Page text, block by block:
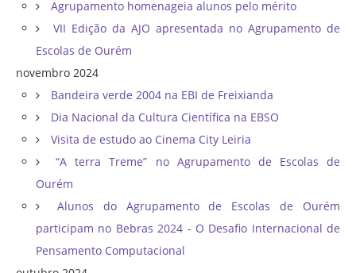
Agrupamento homenageia alunos pelo mérito
VII Edição da AJO apresentada no Agrupamento de
Escolas de Ourém
novembro 2024
Bandeira verde 2004 na EBI de Freixianda
Dia Nacional da Cultura Científica na EBSO
Visita de estudo ao Cinema City Leiria
“A terra Treme” no Agrupamento de Escolas de
Ourém
Alunos do Agrupamento de Escolas de Ourém
participam no Bebras 2024 - O Desafio Internacional de
Pensamento Computacional